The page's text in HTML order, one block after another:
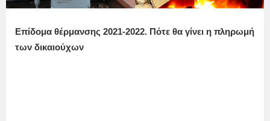
Επίδομα θέρμανσης 2021-2022. Πότε θα γίνει η πληρωμή
των δικαιούχων